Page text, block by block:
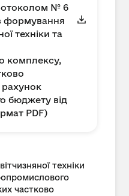
№ 6
з формування
техніки та
комплексу,
рахунок
бюджету від
PDF)
техніки
частково